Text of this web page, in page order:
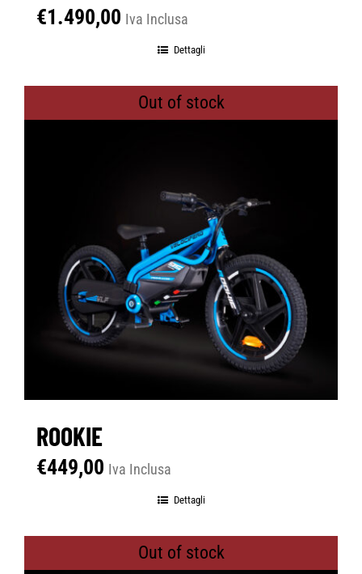
€1.490,00 Iva Inclusa
Dettagli
Out of stock
ROOKIE
€449,00 Iva Inclusa
Dettagli
Out of stock